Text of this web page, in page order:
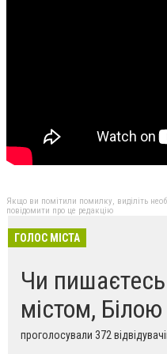
Якщо ви помітили помилку, виділіть
повідомити про це редакцію
ГОЛОС МІСТА
Чи
містом,
проголосували 372